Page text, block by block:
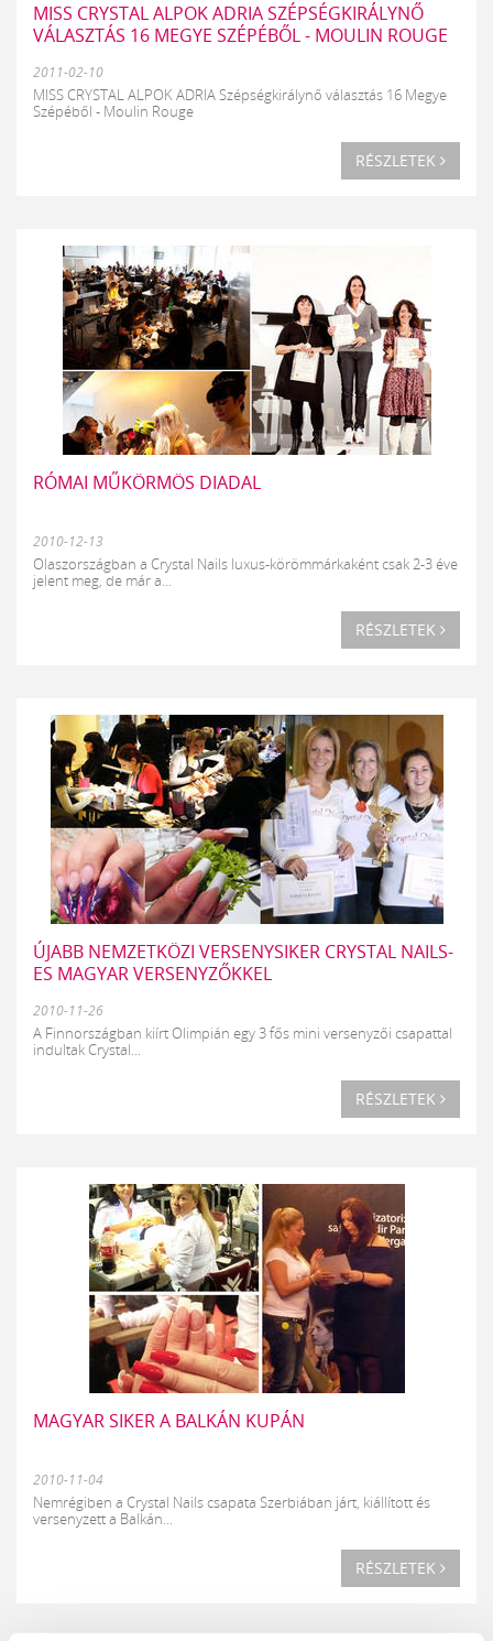
MISS CRYSTAL ALPOK ADRIA SZÉPSÉGKIRÁLYNŐ
VÁLASZTÁS 16 MEGYE SZÉPÉBŐL - MOULIN ROUGE
2011-02-10
MISS CRYSTAL ALPOK ADRIA Szépségkirálynő választás 16 Megye
Szépéből - Moulin Rouge
RÉSZLETEK
RÓMAI MŰKÖRMÖS DIADAL
2010-12-13
Olaszországban a Crystal Nails luxus-körömmárkaként csak 2-3 éve
jelent meg, de már a...
RÉSZLETEK
ÚJABB NEMZETKÖZI VERSENYSIKER CRYSTAL NAILS-
ES MAGYAR VERSENYZŐKKEL
2010-11-26
A Finnországban kiírt Olimpián egy 3 fős mini versenyzői csapattal
indultak Crystal...
RÉSZLETEK
MAGYAR SIKER A BALKÁN KUPÁN
2010-11-04
Nemrégiben a Crystal Nails csapata Szerbiában járt, kiállított és
versenyzett a Balkán...
RÉSZLETEK